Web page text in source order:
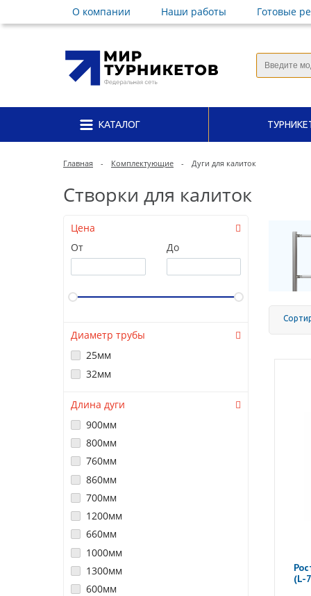
О компании Наши работы Готовые
КАТАЛОГ
Главная - Комплектующие - Дуги для калиток
Створки для калиток
Цена
От
До
Диаметр трубы
25мм
32мм
Длина дуги
900мм
800мм
760мм
860мм
700мм
1200мм
660мм
1000мм
1300мм
600мм
(L-